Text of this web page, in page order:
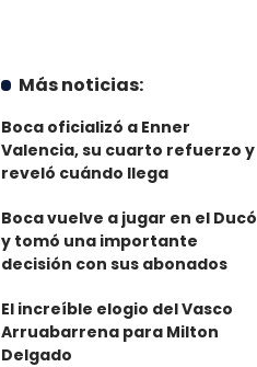
Más noticias:
Boca oficializó a Enner
Valencia, su cuarto refuerzo y
reveló cuándo llega
Boca vuelve a jugar en el Ducó
y tomó una importante
decisión con sus abonados
El increíble elogio del Vasco
Arruabarrena para Milton
Delgado